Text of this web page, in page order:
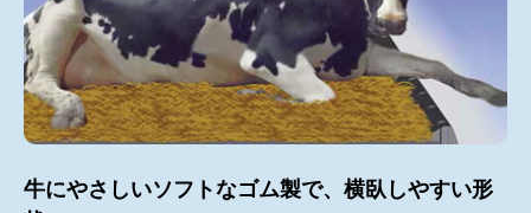
牛にやさしいソフトなゴム製で、横臥しやすい形